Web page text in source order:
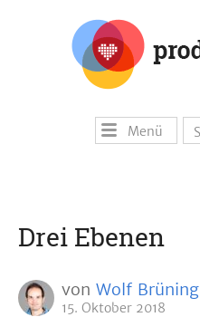
Menü
Drei Ebenen
von Wolf Brüning
15. Oktober 2018